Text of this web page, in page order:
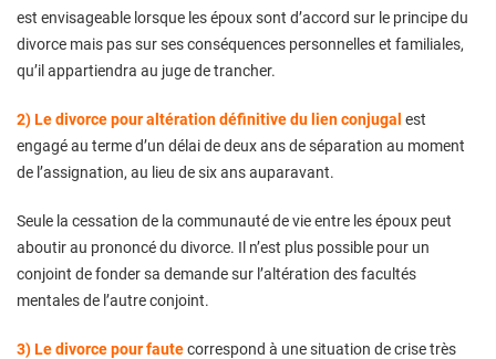
est envisageable lorsque les époux sont d’accord sur le principe du
divorce mais pas sur ses conséquences personnelles et familiales,
qu’il appartiendra au juge de trancher.
2) Le divorce pour altération définitive du lien conjugal est
engagé au terme d’un délai de deux ans de séparation au moment
de l’assignation, au lieu de six ans auparavant.
Seule la cessation de la communauté de vie entre les époux peut
aboutir au prononcé du divorce. Il n’est plus possible pour un
conjoint de fonder sa demande sur l’altération des facultés
mentales de l’autre conjoint.
3) Le divorce pour fautecorrespond à une situation de crise très